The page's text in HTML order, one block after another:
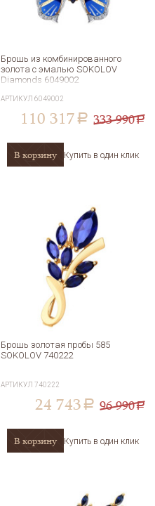
Брошь из комбинированного
золота с эмалью SOKOLOV
Diamonds 6049002
АРТИКУЛ6049002
110 317 a 333 990a
В корзину Купить в один клик
Брошь золотая пробы 585
SOKOLOV 740222
АРТИКУЛ740222
24 743 a 96 990a
В корзину Купить в один клик